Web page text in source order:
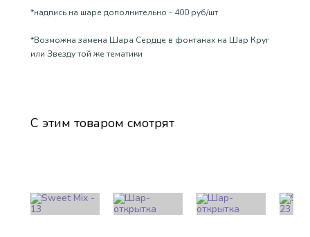
*надпись на шаре дополнительно - 400 руб/шт
*Возможна замена Шара Сердце в фонтанах на Шар Круг
или Звезду той же тематики
С этим товаром смотрят